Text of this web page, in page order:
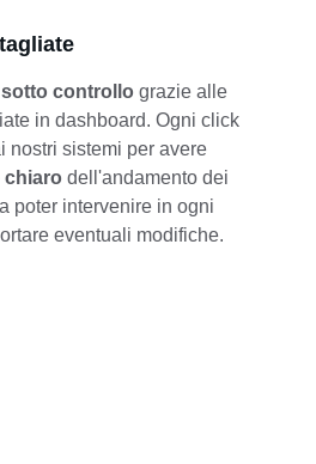
controllo grazie alle
in dashboard. Ogni click
nostri sistemi per avere
chiaro dell'andamento dei
poter intervenire in ogni
eventuali modifiche.